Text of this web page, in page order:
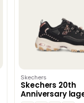
Skechers
Skechers 20th
Anniversary